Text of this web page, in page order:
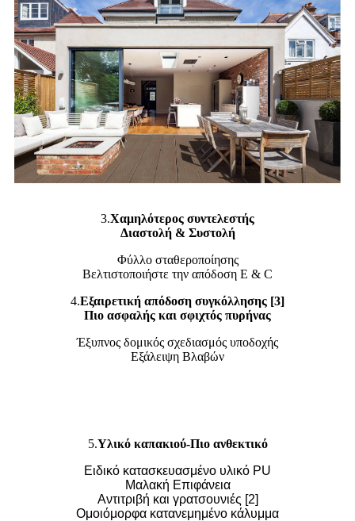
3.Χαμηλότερος συντελεστής
Διαστολή & Συστολή
Φύλλο σταθεροποίησης
Βελτιστοποιήστε την απόδοση E & C
4.Εξαιρετική απόδοση συγκόλλησης [3]
Πιο ασφαλής και σφιχτός πυρήνας
Έξυπνος δομικός σχεδιασμός υποδοχής
Εξάλειψη Βλαβών
5.Υλικό καπακιού-Πιο ανθεκτικό
Ειδικό κατασκευασμένο υλικό PU
Μαλακή Επιφάνεια
Αντιτριβή και γρατσουνιές [2]
Ομοιόμορφα κατανεμημένο κάλυμμα